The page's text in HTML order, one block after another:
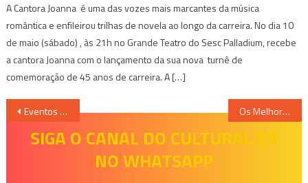
A Cantora Joanna é uma das vozes mais marcantes da música
romântica e enfileirou trilhas de novela ao longo da carreira. No dia 10
de maio (sábado) , às 21h no Grande Teatro do Sesc Palladium, recebe
a cantora Joanna com o lançamento da sua nova turnê de
comemoração de 45 anos de carreira. A […]
Navegação
Eventos que acontecem em BH e Região Nesse fim de semana – 13 a 15 de janeiro Os Melhores do Mundo e Barbixas chegam a BH com a peça “O Grande Desencontro”
SIGA O CANAL DO CULTURALIZA
NO WHATSAPP